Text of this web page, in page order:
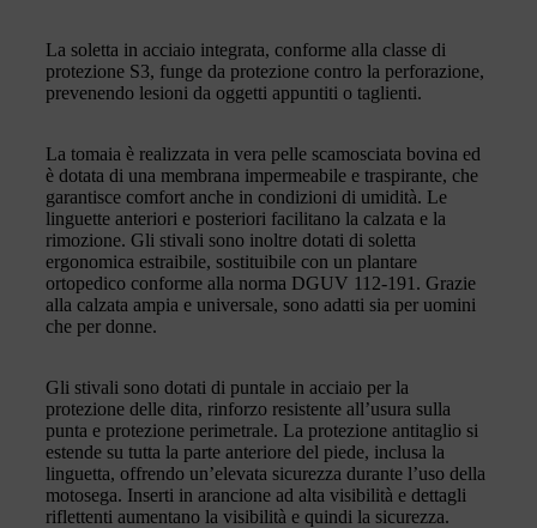
La soletta in acciaio integrata, conforme alla classe di
protezione S3, funge da protezione contro la perforazione,
prevenendo lesioni da oggetti appuntiti o taglienti.
La tomaia è realizzata in vera pelle scamosciata bovina ed
è dotata di una membrana impermeabile e traspirante, che
garantisce comfort anche in condizioni di umidità. Le
linguette anteriori e posteriori facilitano la calzata e la
rimozione. Gli stivali sono inoltre dotati di soletta
ergonomica estraibile, sostituibile con un plantare
ortopedico conforme alla norma DGUV 112-191. Grazie
alla calzata ampia e universale, sono adatti sia per uomini
che per donne.
Gli stivali sono dotati di puntale in acciaio per la
protezione delle dita, rinforzo resistente all’usura sulla
punta e protezione perimetrale. La protezione antitaglio si
estende su tutta la parte anteriore del piede, inclusa la
linguetta, offrendo un’elevata sicurezza durante l’uso della
motosega. Inserti in arancione ad alta visibilità e dettagli
riflettenti aumentano la visibilità e quindi la sicurezza.